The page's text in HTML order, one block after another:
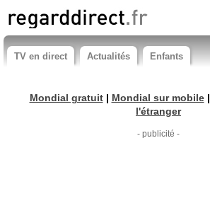
TV en direct Actualités Enfants
Mondial gratuit| Mondial sur mobile|
l'étranger
- publicité -